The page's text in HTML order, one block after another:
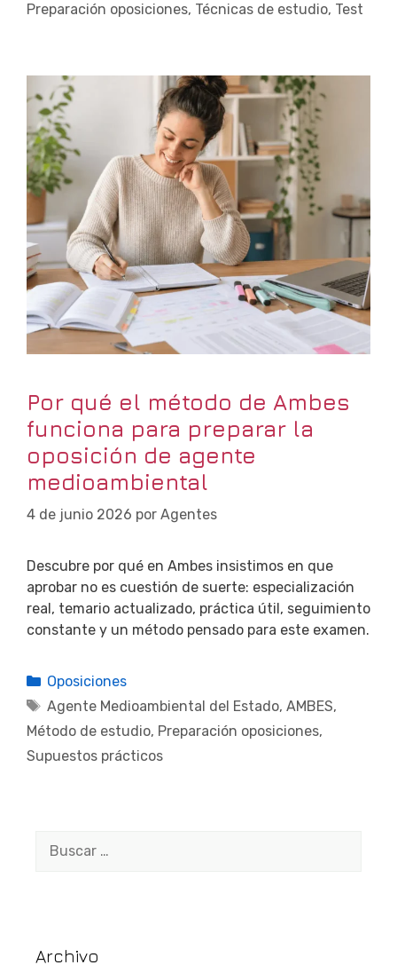
Preparación oposiciones, Técnicas de estudio, Test
Por qué el método de Ambes
funciona para preparar la
oposición de agente
medioambiental
4 de junio 2026 por Agentes
Descubre por qué en Ambes insistimos en que
aprobar no es cuestión de suerte: especialización
real, temario actualizado, práctica útil, seguimiento
constante y un método pensado para este examen.
Categorías
Oposiciones
Etiquetas
Agente Medioambiental del Estado, AMBES,
Método de estudio, Preparación oposiciones,
Supuestos prácticos
Buscar:
Archivo